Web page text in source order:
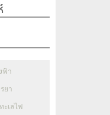
ฟ้า
ยา
ทะเลไฟ